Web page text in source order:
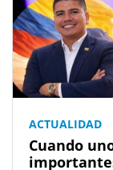
ACTUALIDAD
Cuando